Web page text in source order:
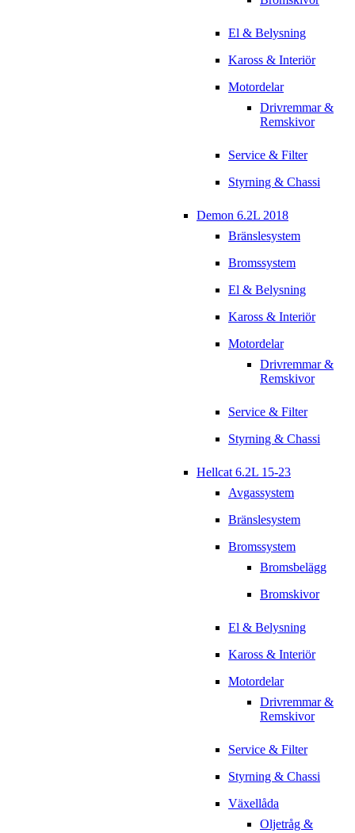
El & Belysning
Kaross & Interiör
Motordelar
Drivremmar &
Remskivor
Service & Filter
Styrning & Chassi
Demon 6.2L 2018
Bränslesystem
Bromssystem
El & Belysning
Kaross & Interiör
Motordelar
Drivremmar &
Remskivor
Service & Filter
Styrning & Chassi
Hellcat 6.2L 15-23
Avgassystem
Bränslesystem
Bromssystem
Bromsbelägg
Bromskivor
El & Belysning
Kaross & Interiör
Motordelar
Drivremmar &
Remskivor
Service & Filter
Styrning & Chassi
Växellåda
Oljetråg &